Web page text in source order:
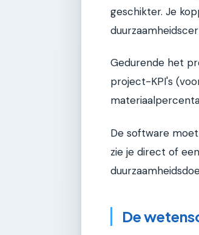
geschikter. Je
Gedurende het
project-KPI's
De software
zie je direct of
De